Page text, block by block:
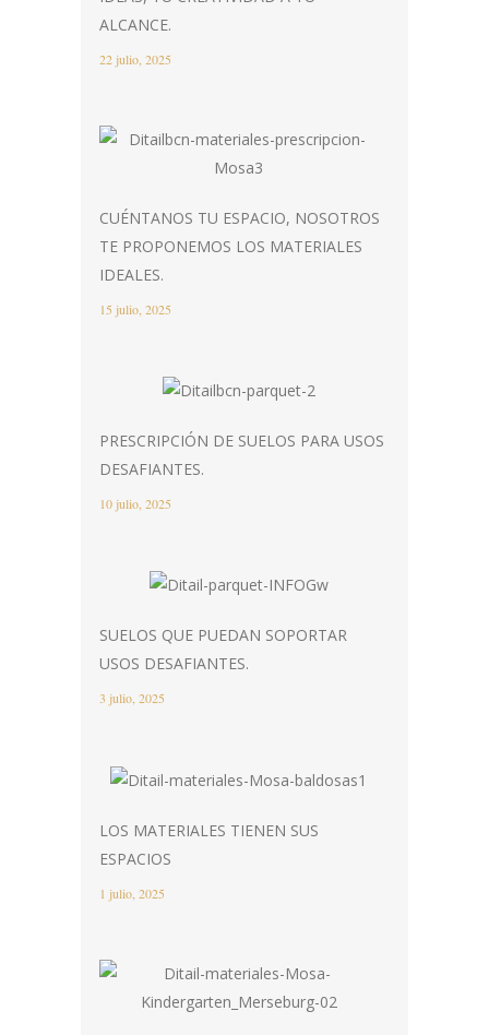
ALCANCE.
22 julio, 2025
CUÉNTANOS TU ESPACIO, NOSOTROS
TE PROPONEMOS LOS MATERIALES
IDEALES.
15 julio, 2025
PRESCRIPCIÓN DE SUELOS PARA USOS
DESAFIANTES.
10 julio, 2025
SUELOS QUE PUEDAN SOPORTAR
USOS DESAFIANTES.
3 julio, 2025
LOS MATERIALES TIENEN SUS
ESPACIOS
1 julio, 2025